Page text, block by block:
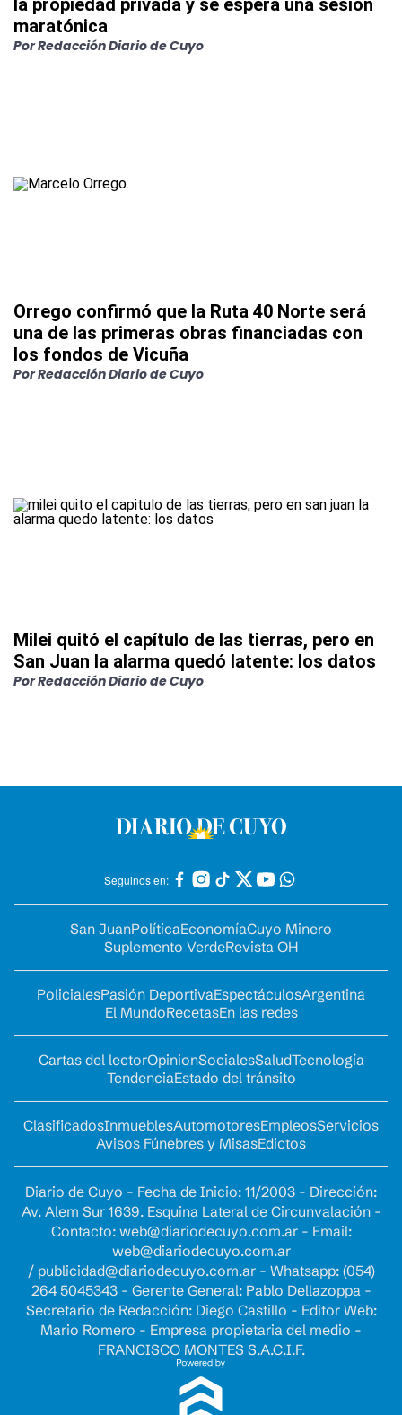
la propiedad privada y se espera una sesión
maratónica
PorRedacción Diario de Cuyo
Orrego confirmó que la Ruta 40 Norte será
una de las primeras obras financiadas con
los fondos de Vicuña
PorRedacción Diario de Cuyo
Milei quitó el capítulo de las tierras, pero en
San Juan la alarma quedó latente: los datos
PorRedacción Diario de Cuyo
Seguinos en:
San JuanPolíticaEconomíaCuyo Minero
Suplemento VerdeRevista OH
PolicialesPasión DeportivaEspectáculosArgentina
El MundoRecetasEn las redes
Cartas del lectorOpinionSocialesSaludTecnología
TendenciaEstado del tránsito
ClasificadosInmueblesAutomotoresEmpleosServicios
Avisos Fúnebres y MisasEdictos
Diario de Cuyo - Fecha de Inicio: 11/2003 - Dirección:
Av. Alem Sur 1639. Esquina Lateral de Circunvalación -
Contacto: web@diariodecuyo.com.ar- Email:
web@diariodecuyo.com.ar
/ publicidad@diariodecuyo.com.ar- Whatsapp: (054)
264 5045343 - Gerente General: Pablo Dellazoppa -
Secretario de Redacción: Diego Castillo - Editor Web:
Mario Romero - Empresa propietaria del medio -
FRANCISCO MONTES S.A.C.I.F.